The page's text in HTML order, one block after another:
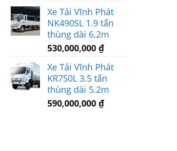
Xe Tải Vĩnh Phát
NK490SL 1.9 tấn
thùng dài 6.2m
530,000,000 ₫
Xe Tải Vĩnh Phát
KR750L 3.5 tấn
thùng dài 5.2m
590,000,000 ₫